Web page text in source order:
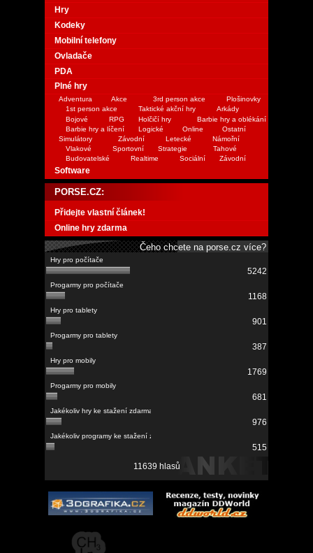
Hry
Kodeky
Mobilní telefony
Ovladače
PDA
Plné hry
Adventura Akce 3rd person akce
Plošinovky
1st person akce
Taktické akční hry
Arkády
Bojové
RPG Holčičí hry
Barbie hry a oblékání
Barbie hry a líčení
Logické Online
Ostatní
Simulátory
Závodní Letecké
Námořní
Vlakové
Sportovní Strategie
Tahové
Budovatelské
Realtime Sociální Závodní
Software
PORSE.CZ:
Přidejte vlastní článek!
Online hry zdarma
Čeho chcete na porse.cz více?
5242
1168
901
387
1769
681
976
515
11639 hlasů